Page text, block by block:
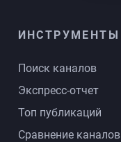
ИНСТРУМЕНТЫ
Поиск каналов
Экспресс-отчет
Топ публикаций
Сравнение каналов